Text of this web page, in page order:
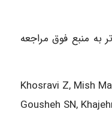
به منبع فوق مراجعه
Khosravi Z, Mish
Gousheh SN,